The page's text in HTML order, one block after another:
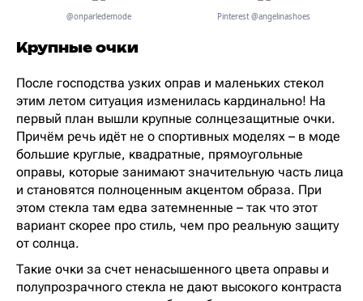
@onparledemode Pinterest @angelinashoes
Крупные очки
После господства узких оправ и маленьких стекол
этим летом ситуация изменилась кардинально! На
первый план вышли крупные солнцезащитные очки.
Причём речь идёт не о спортивных моделях – в моде
большие круглые, квадратные, прямоугольные
оправы, которые занимают значительную часть лица
и становятся полноценным акцентом образа. При
этом стекла там едва затемненные – так что этот
вариант скорее про стиль, чем про реальную защиту
от солнца.
Такие очки за счет ненасышенного цвета оправы и
полупрозрачного стекла не дают высокого контраста